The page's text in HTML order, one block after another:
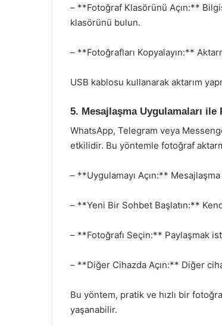
– **Fotoğraf Klasörünü Açın:**
klasörünü bulun.
– **Fotoğrafları Kopyalayın:**
USB kablosu kullanarak aktarım
5. Mesajlaşma Uygulamaları ile
WhatsApp, Telegram veya
etkilidir. Bu yöntemle fotoğraf
– **Uygulamayı Açın:** Mesajlaşma
– **Yeni Bir Sohbet Başlatın:**
– **Fotoğrafı Seçin:** Paylaşmak
– **Diğer Cihazda Açın:** Diğer
Bu yöntem, pratik ve hızlı bir
yaşanabilir.